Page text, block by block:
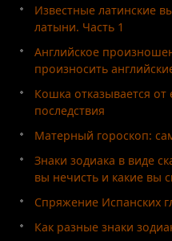
Известные латинские
латыни. Часть 1
Английское
произносить
Кошка отказывается
последствия
Матерный гороскоп:
Знаки зодиака в виде
вы нечисть и какие вы
Спряжение Испанских
Как разные знаки